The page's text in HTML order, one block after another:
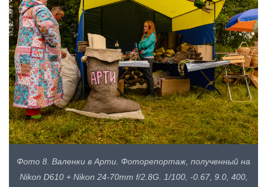
Фото 8. Валенки в Арти. Фоторепортаж, полученный на
Nikon D610 + Nikon 24-70mm f/2.8G. 1/100, -0.67, 9.0, 400,